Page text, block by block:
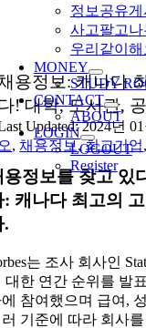
정보공유
사고팔고나
우리같이해
MONEY
STUDY
CONTACT
ABOUT
LOGIN
LOGOUT
Register
용정보: 캐나다
! 대학, 도서관,
Updated: 2024년
, 채용정보 ,최고기업,
용정보를 찾고 있
: 캐나다 최고의
.
는 조사 회사인
대한 연간 순위를 발
참여했으며 급여,
기준에 따라 회사